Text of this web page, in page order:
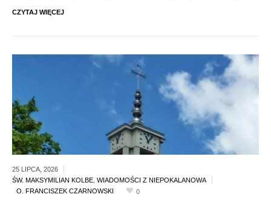
CZYTAJ WIĘCEJ
25 LIPCA, 2026
ŚW. MAKSYMILIAN KOLBE, WIADOMOŚCI Z NIEPOKALANOWA
0